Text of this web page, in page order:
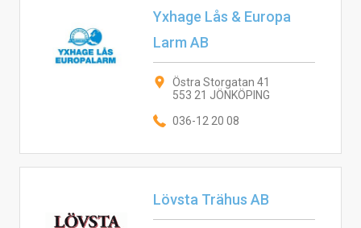
Yxhage Lås & Europa
Larm AB
Östra Storgatan 41
553 21 JÖNKÖPING
036-12 20 08
Lövsta Trähus AB